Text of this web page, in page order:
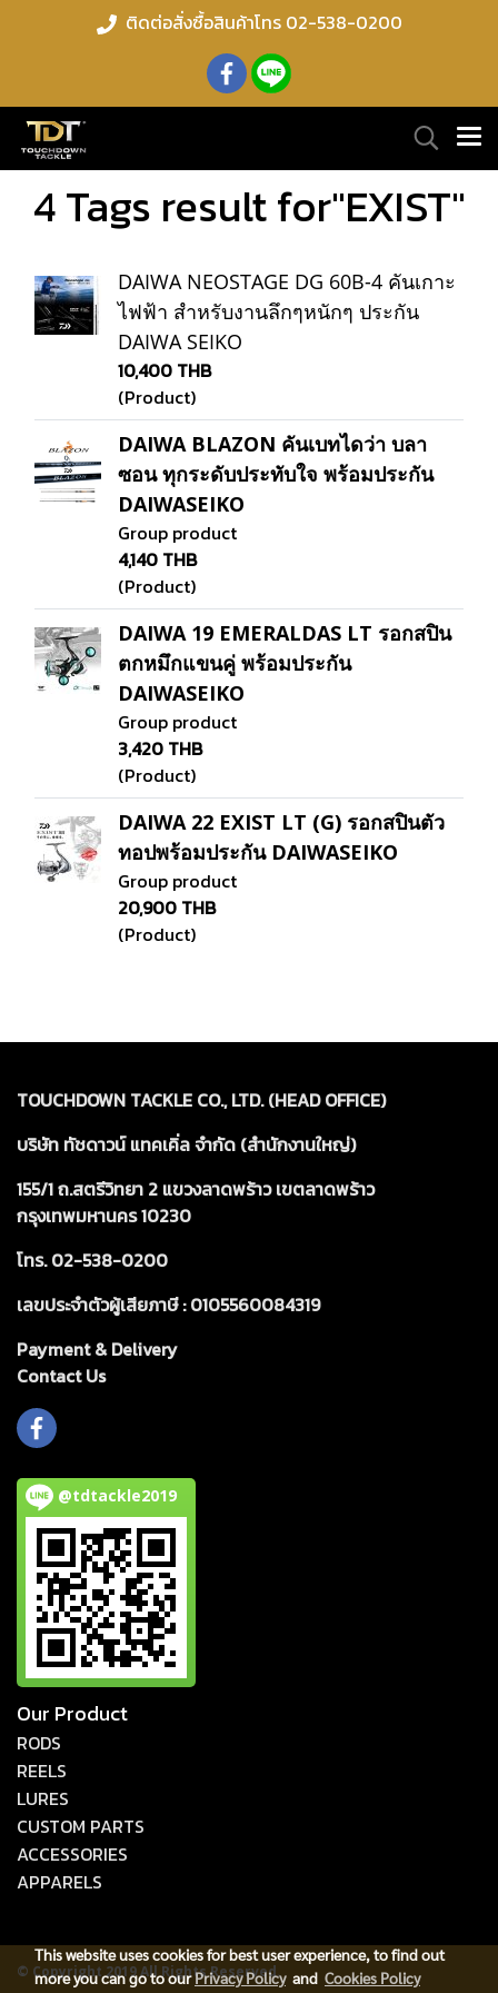
ติดต่อสั่งซื้อสินค้าโทร 02-538-0200
4 Tags result for"EXIST"
DAIWA NEOSTAGE DG 60B-4 คันเกาะ
ไฟฟ้า สำหรับงานลึกๆหนักๆ ประกัน
DAIWA SEIKO
10,400 THB
(Product)
DAIWA BLAZON คันเบทไดว่า บลา
ซอน ทุกระดับประทับใจ พร้อมประกัน
DAIWASEIKO
Group product
4,140 THB
(Product)
DAIWA 19 EMERALDAS LT รอกสปิน
ตกหมึกแขนคู่ พร้อมประกัน
DAIWASEIKO
Group product
3,420 THB
(Product)
DAIWA 22 EXIST LT (G) รอกสปินตัว
ทอปพร้อมประกัน DAIWASEIKO
Group product
20,900 THB
(Product)
TOUCHDOWN TACKLE CO., LTD. (HEAD OFFICE)
บริษัท ทัชดาวน์ แทคเคิ่ล จำกัด (สำนักงานใหญ่)
155/1 ถ.สตรีวิทยา 2 แขวงลาดพร้าว เขตลาดพร้าว
กรุงเทพมหานคร 10230
โทร. 02-538-0200
เลขประจำตัวผู้เสียภาษี : 0105560084319
Payment & Delivery
Contact Us
@tdtackle2019
Our Product
RODS
REELS
LURES
CUSTOM PARTS
ACCESSORIES
APPARELS
© Copyright 2019 All Rights Reserved.
This website uses cookies for best user experience, to find out
more you can go to ourPrivacy Policyand Cookies Policy